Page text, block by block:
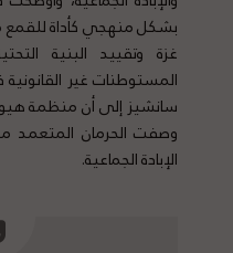
بشكل منهجي كأداة للقمع
غزة وتقييد البنية
المستوطنات غير
سانشيز إلى أن منظمة
وصفت الحرمان المتعمد
الإبادة الجماعية.